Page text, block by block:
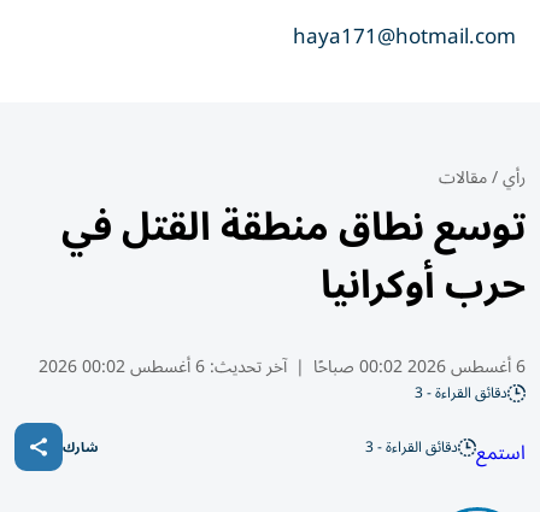
haya171@hotmail.com
رأي/مقالات
توسع نطاق منطقة القتل في
حرب أوكرانيا
6 أغسطس 2026 00:02 صباحًا | آخر تحديث:6 أغسطس 00:02 2026
دقائق القراءة - 3
استمع دقائق القراءة - 3 شارك